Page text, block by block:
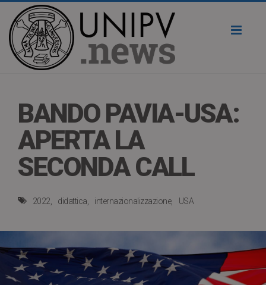
BANDO PAVIA-USA:
APERTA LA
SECONDA CALL
2022 didattica internazionalizzazione USA